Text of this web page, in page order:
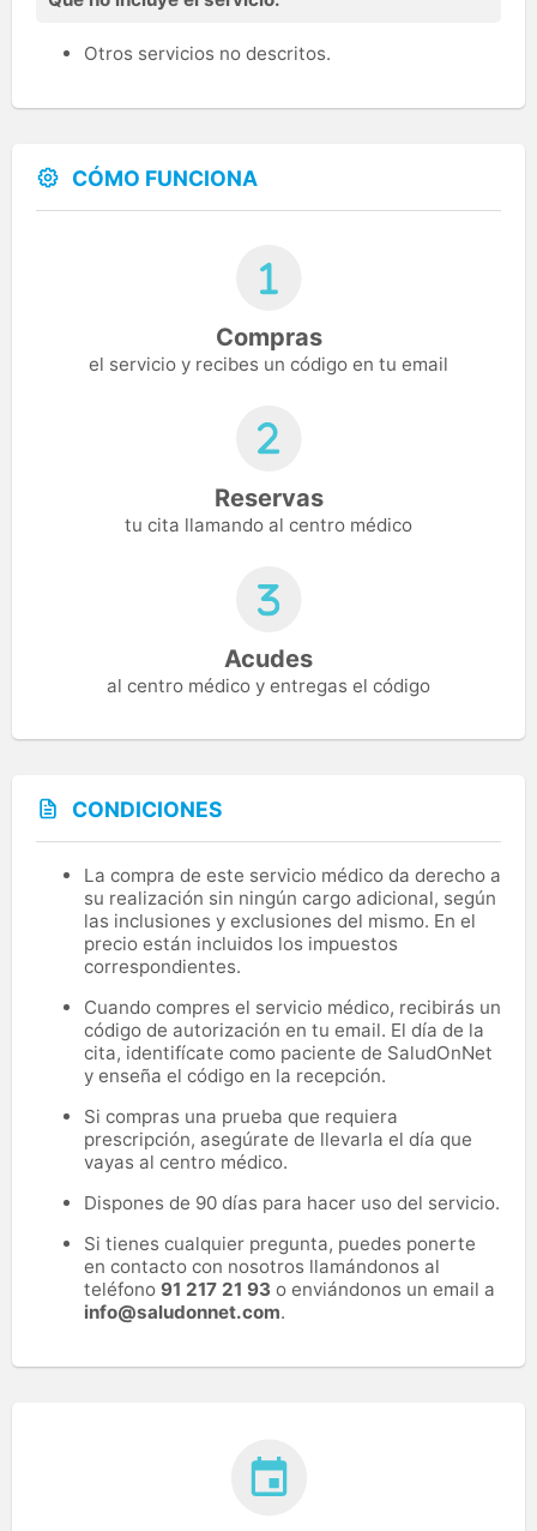
Otros servicios no descritos.
CÓMO FUNCIONA
Compras
el servicio y recibes un código en tu email
Reservas
tu cita llamando al centro médico
Acudes
al centro médico y entregas el código
CONDICIONES
La compra de este servicio médico da derecho a
su realización sin ningún cargo adicional, según
las inclusiones y exclusiones del mismo. En el
precio están incluidos los impuestos
correspondientes.
Cuando compres el servicio médico, recibirás un
código de autorización en tu email. El día de la
cita, identifícate como paciente de SaludOnNet
y enseña el código en la recepción.
Si compras una prueba que requiera
prescripción, asegúrate de llevarla el día que
vayas al centro médico.
Dispones de 90 días para hacer uso del servicio.
Si tienes cualquier pregunta, puedes ponerte
en contacto con nosotros llamándonos al
teléfono 91 217 21 93 o enviándonos un email a
info@saludonnet.com.